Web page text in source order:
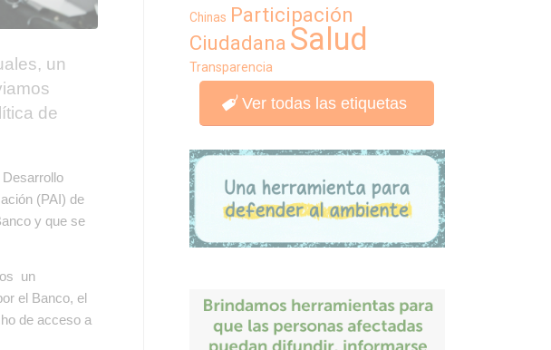
un
de
(PAI) de
y que se
un
el Banco, el
de acceso a
Chinas Participación
Ciudadana Salud
Transparencia
Ver todas las etiquetas